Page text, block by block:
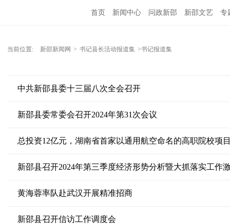
首页 新闻中心 问政新邵 新邵文艺 专
当前位置: 新邵新闻网 > 书记县长活动报道集 >书记报道集
中共新邵县委十三届八次全会召开
新邵县委常委会召开2024年第31次会议
总投资12亿元，湖南省首家以通用航空命名的高职院校项
新邵县召开2024年第三季度经济形势分析暨大抓落实工作
黄海蓉率队赴武汉开展精准招商
新邵县召开信访工作调度会